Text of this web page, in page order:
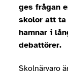
ges frågan
skolor att ta
hamnar i
debattörer.
Skolnärvaro